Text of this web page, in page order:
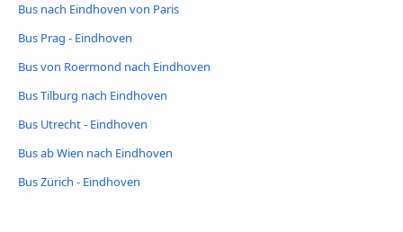
Bus nach Eindhoven von Paris
Bus Prag - Eindhoven
Bus von Roermond nach Eindhoven
Bus Tilburg nach Eindhoven
Bus Utrecht - Eindhoven
Bus ab Wien nach Eindhoven
Bus Zürich - Eindhoven